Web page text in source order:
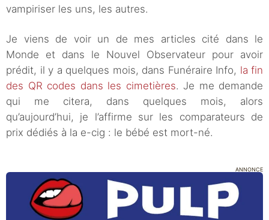
vampiriser les uns, les autres.
Je viens de voir un de mes articles cité dans le
Monde et dans le Nouvel Observateur pour avoir
prédit, il y a quelques mois, dans Funéraire Info, la fin
des QR codes dans les cimetières. Je me demande
qui me citera, dans quelques mois, alors
qu’aujourd’hui, je l’affirme sur les comparateurs de
prix dédiés à la e-cig : le bébé est mort-né.
ANNONCE